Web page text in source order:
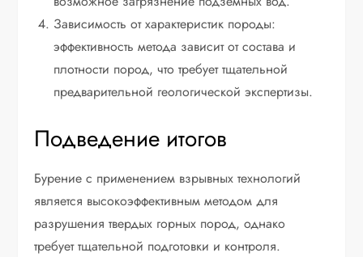
Зависимость от характеристик породы:
эффективность метода зависит от состава и
плотности пород, что требует тщательной
предварительной геологической экспертизы.
Подведение итогов
Бурение с применением взрывных технологий
является высокоэффективным методом для
разрушения твердых горных пород, однако
требует тщательной подготовки и контроля.